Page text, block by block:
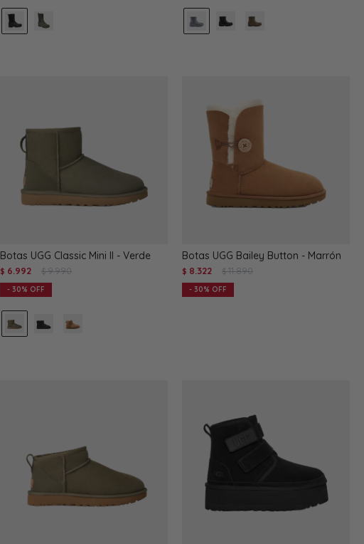
Botas UGG Classic Mini II - Verde
$ 6.992 $ 9.990
30
Botas UGG Bailey Button - Marrón
$ 8.322 $ 11.890
30